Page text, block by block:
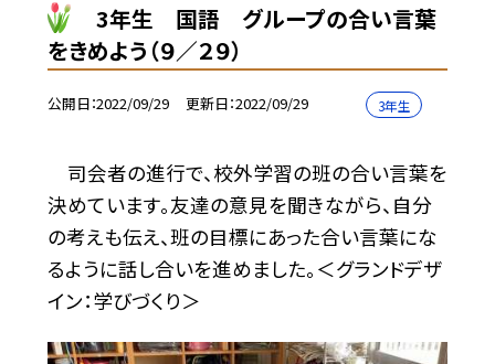
3年生 国語 グループの合い言葉
をきめよう（９／２９）
公開日 2022/09/29 更新日 2022/09/29 3年生
司会者の進行で、校外学習の班の合い言葉を
決めています。友達の意見を聞きながら、自分
の考えも伝え、班の目標にあった合い言葉にな
るように話し合いを進めました。＜グランドデザ
イン：学びづくり＞